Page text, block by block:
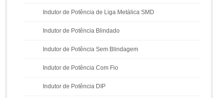
Indutor de Potência de Liga Metálica SMD
Indutor de Potência Blindado
Indutor de Potência Sem Blindagem
Indutor de Potência Com Fio
Indutor de Potência DIP